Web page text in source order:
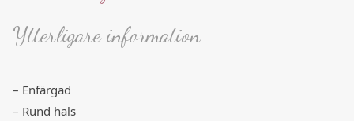
Ytterligare information
– Enfärgad
– Rund hals